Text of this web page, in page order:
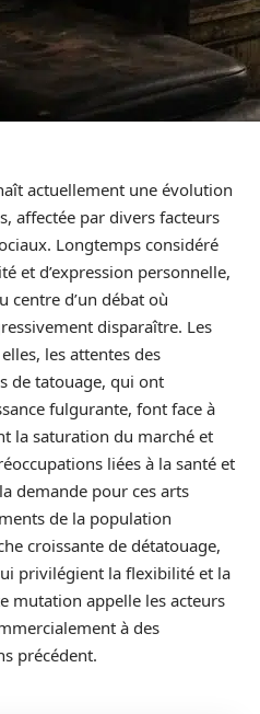
actuellement une évolution
affectée par divers facteurs
Longtemps considéré
et d’expression personnelle,
centre d’un débat où
disparaître. Les
les attentes des
de tatouage, qui ont
fulgurante, font face à
la saturation du marché et
liées à la santé et
demande pour ces arts
de la population
croissante de détatouage,
privilégient la flexibilité et la
mutation appelle les acteurs
à des
précédent.